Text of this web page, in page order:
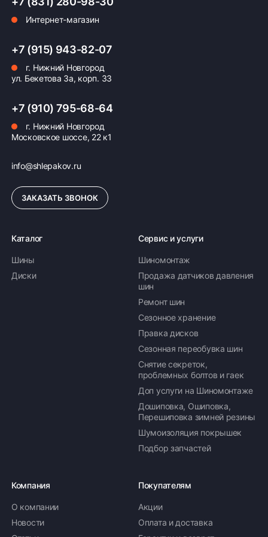
Возможна картой, наличными при получении,
также доступно оформление кредита и
формирование счёта для Юр.Лица
ПОДРОБНЕЕ ОБ ОПЛАТЕ
Интернет-магазин
+7 (915) 943-82-07
г. Нижний Новгород
ул. Бекетова 3а, корп. 33
+7 (910) 795-68-64
г. Нижний Новгород
Московское шоссе, 22 к1
info@shlepakov.ru
ЗАКАЗАТЬ ЗВОНОК
Каталог
Шины
Диски
Сервис и услуги
Шиномонтаж
Продажа датчиков давления
шин
Ремонт шин
Сезонное хранение
Правка дисков
Сезонная переобувка шин
Снятие секреток,
проблемных болтов и гаек
Доп услуги на Шиномонтаже
Дошиповка, Ошиповка,
Перешиповка зимней резины
Шумоизоляция покрышек
Подбор запчастей
Компания
О компании
Новости
Покупателям
Акции
Оплата и доставка